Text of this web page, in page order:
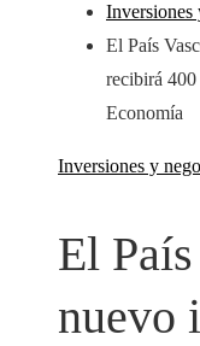
Inversiones
El País
recibirá 400
Economía
Inversiones y
El
nuevo